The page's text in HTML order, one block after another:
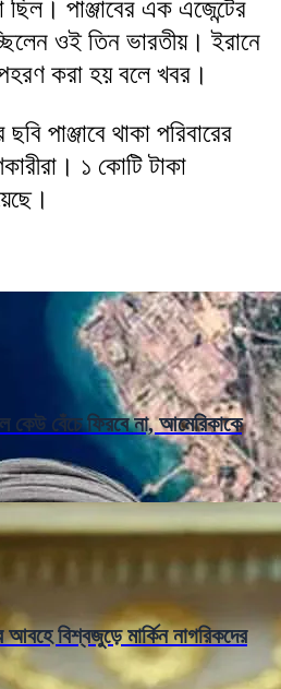
ছিল। পাঞ্জাবের এক এজেন্টের
ওই তিন ভারতীয়। ইরানে
করা হয় বলে খবর।
পাঞ্জাবে থাকা পরিবারের
১ কোটি টাকা
কেউ বেঁচে ফিরবে না, আমেরিকাকে
বিশ্বজুড়ে মার্কিন নাগরিকদের